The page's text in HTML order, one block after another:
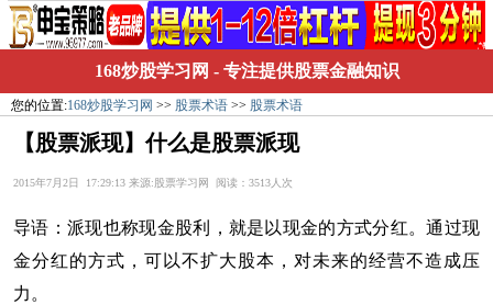
168炒股学习网 - 专注提供股票金融知识
您的位置:168炒股学习网 >> 股票术语 >> 股票术语
【股票派现】什么是股票派现
2015年7月2日 17:29:13 来源:股票学习网 阅读：3513人次
导语：派现也称现金股利，就是以现金的方式分红。通过现
金分红的方式，可以不扩大股本，对未来的经营不造成压
力。